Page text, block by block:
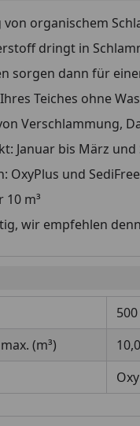
organischem
dringt in
sorgen dann für
Teiches ohne
Verschlammung,
Januar bis März
OxyPlus und SediFree
10 m³
wir empfehlen
500
(m³)
10,0